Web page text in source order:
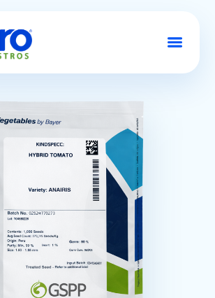
Productos
Contacto